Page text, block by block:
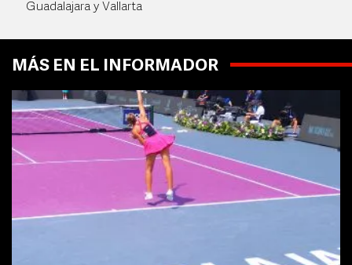
Guadalajara y Vallarta
MÁS EN EL INFORMADOR